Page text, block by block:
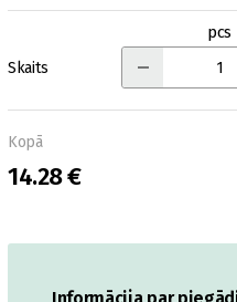
Skaits
pcs
Kopā
14.28 €